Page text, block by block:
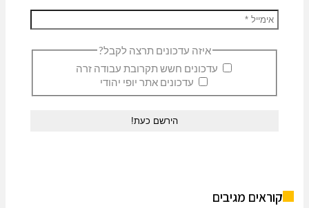
איזה עדכונים תרצה לקבל?
עדכונים חשש תקרובת עבודה זרה
עדכונים אתר יופי יהודי
מגיבים